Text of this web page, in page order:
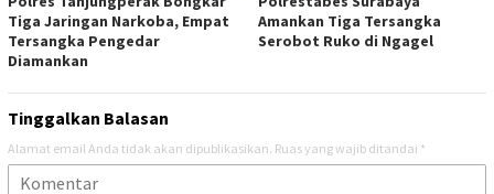
Tiga Jaringan Narkoba, Empat
Tersangka Pengedar
Diamankan
Amankan Tiga Tersangka
Serobot Ruko di Ngagel
Tinggalkan Balasan
Alamat email Anda tidak akan dipublikasikan. Ruas yang wajib ditandai *